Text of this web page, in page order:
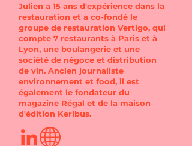
Julien a 15 ans d'expérience dans la
restauration et a co-fondé le
groupe de restauration Vertigo, qui
compte 7 restaurants à Paris et à
Lyon, une boulangerie et une
société de négoce et distribution
de vin. Ancien journaliste
environnement et food, il est
également le fondateur du
magazine Régal et de la maison
d'édition Keribus.